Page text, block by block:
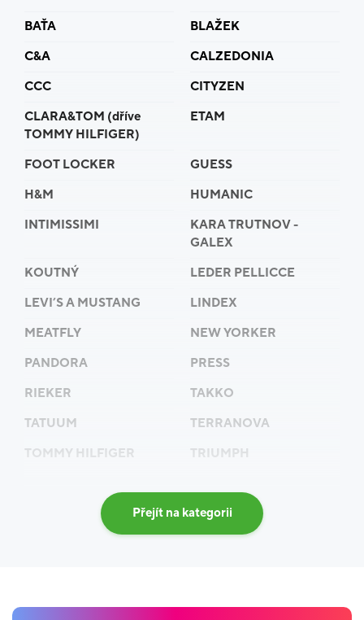
BAŤA
BLAŽEK
C&A
CALZEDONIA
CCC
CITYZEN
CLARA&TOM (dříve
TOMMY HILFIGER)
ETAM
FOOT LOCKER
GUESS
H&M
HUMANIC
INTIMISSIMI
KARA TRUTNOV -
GALEX
KOUTNÝ
LEDER PELLICCE
LEVI’S A MUSTANG
LINDEX
MEATFLY
NEW YORKER
PANDORA
PRESS
RIEKER
TAKKO
TATUUM
TERRANOVA
TOMMY HILFIGER
TRIUMPH
Přejít na kategorii